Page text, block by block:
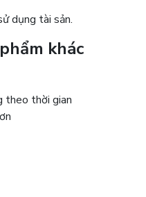
dụng tài sản.
khác
theo thời gian